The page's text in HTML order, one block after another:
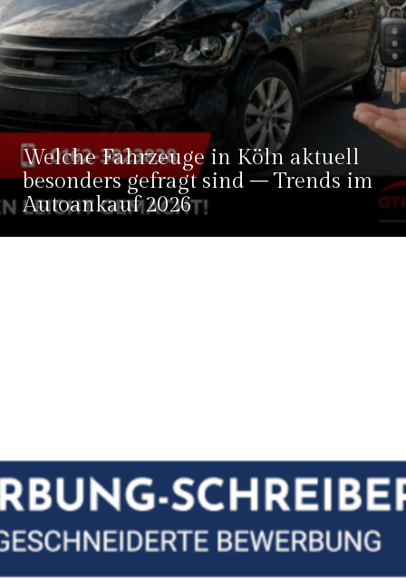
Welche Fahrzeuge in Köln aktuell
besonders gefragt sind – Trends im
Autoankauf 2026